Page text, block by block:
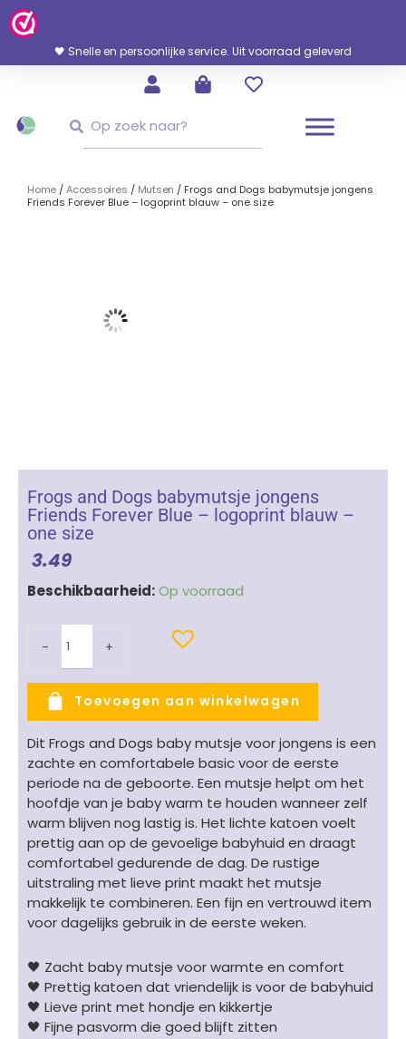
Ga
Naar
Inhoud
🖤 Snelle en persoonlijke service. Uit voorraad geleverd
Home /Accessoires / Mutsen / Frogs and Dogs babymutsje jongens
Friends Forever Blue – logoprint blauw – one size
Frogs and Dogs babymutsje jongens
Friends Forever Blue – logoprint blauw –
one size
3.49
Beschikbaarheid:Op voorraad
-
Frogs
babymutsje
jongens
Friends
Forever
-
logoprint
blauw
-
one
size
aantal
+
Toevoegen aan winkelwagen
Dit Frogs and Dogs baby mutsje voor jongens is een
zachte en comfortabele basic voor de eerste
periode na de geboorte. Een mutsje helpt om het
hoofdje van je baby warm te houden wanneer zelf
warm blijven nog lastig is. Het lichte katoen voelt
prettig aan op de gevoelige babyhuid en draagt
comfortabel gedurende de dag. De rustige
uitstraling met lieve print maakt het mutsje
makkelijk te combineren. Een fijn en vertrouwd item
voor dagelijks gebruik in de eerste weken.
🖤 Zacht baby mutsje voor warmte en comfort
🖤 Prettig katoen dat vriendelijk is voor de babyhuid
🖤 Lieve print met hondje en kikkertje
🖤 Fijne pasvorm die goed blijft zitten